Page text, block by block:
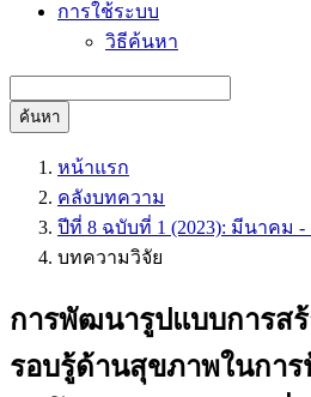
การใช้ระบบ
วิธีค้นหา
ค้นหา
หน้าแรก
คลังบทความ
ปีที่ 8 ฉบับที่ 1 (2023): มีนาคม
บทความวิจัย
การพัฒนารูปแบบการสร้
รอบรู้ด้านสุขภาพในกา